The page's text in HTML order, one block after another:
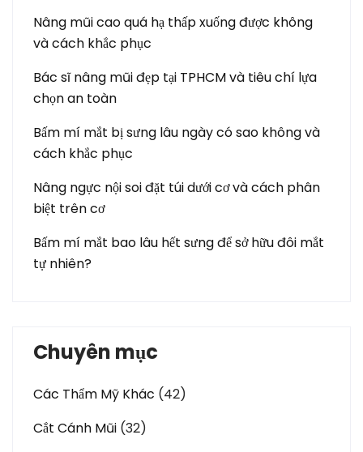
Nâng mũi cao quá hạ thấp xuống được không
và cách khắc phục
Bác sĩ nâng mũi đẹp tại TPHCM và tiêu chí lựa
chọn an toàn
Bấm mí mắt bị sưng lâu ngày có sao không và
cách khắc phục
Nâng ngực nội soi đặt túi dưới cơ và cách phân
biệt trên cơ
Bấm mí mắt bao lâu hết sưng để sở hữu đôi mắt
tự nhiên?
Chuyên mục
Các Thẩm Mỹ Khác (42)
Cắt Cánh Mũi (32)